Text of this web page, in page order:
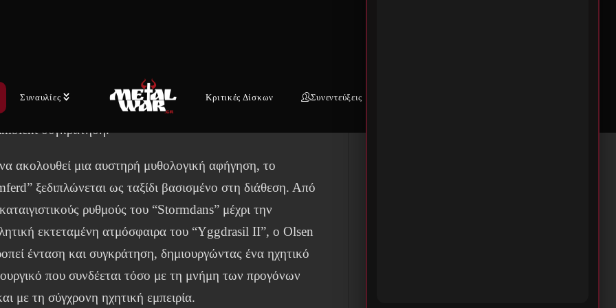
Συναυλίες Κριτικές Δίσκων Συνεντεύξεις
κόσμο, εμπνευσμένο από τη μυθολογία και τα
διαμορφωμένο τόσο από έντονη ενέργεια όσο και
συγκράτηση.
ακολουθεί μια αυστηρή μυθολογική αφήγηση, το
ξεδιπλώνεται ως ταξίδι βασισμένο στη διάθεση. Από
ρυθμούς του “Stormdans” μέχρι την
εκτεταμένη ατμόσφαιρα του “Yggdrasil II”, ο Olsen
ένταση και συγκράτηση, δημιουργώντας ένα ηχητικό
που συνδέεται τόσο με τη μνήμη των προγόνων
με τη σύγχρονη ηχητική εμπειρία.